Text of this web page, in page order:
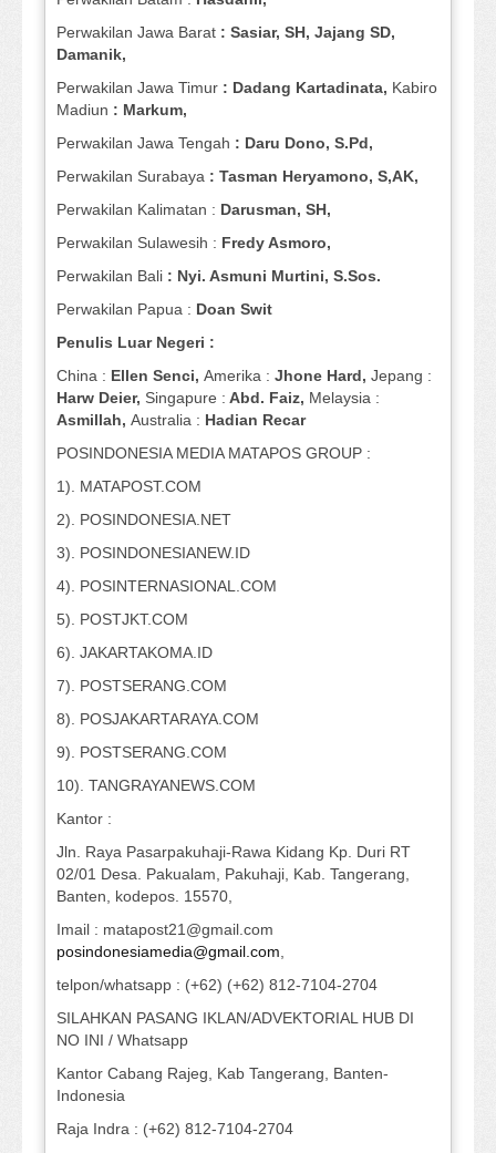
Perwakilan Jawa Barat : Sasiar, SH, Jajang SD,
Damanik,
Perwakilan Jawa Timur : Dadang Kartadinata, Kabiro
Madiun : Markum,
Perwakilan Jawa Tengah : Daru Dono, S.Pd,
Perwakilan Surabaya : Tasman Heryamono, S,AK,
Perwakilan Kalimatan : Darusman, SH,
Perwakilan Sulawesih : Fredy Asmoro,
Perwakilan Bali : Nyi. Asmuni Murtini, S.Sos.
Perwakilan Papua : Doan Swit
Penulis Luar Negeri :
China : Ellen Senci, Amerika : Jhone Hard, Jepang :
Harw Deier, Singapure : Abd. Faiz, Melaysia :
Asmillah, Australia : Hadian Recar
POSINDONESIA MEDIA MATAPOS GROUP :
1). MATAPOST.COM
2). POSINDONESIA.NET
3). POSINDONESIANEW.ID
4). POSINTERNASIONAL.COM
5). POSTJKT.COM
6). JAKARTAKOMA.ID
7). POSTSERANG.COM
8). POSJAKARTARAYA.COM
9). POSTSERANG.COM
10). TANGRAYANEWS.COM
Kantor :
Jln. Raya Pasarpakuhaji-Rawa Kidang Kp. Duri RT
02/01 Desa. Pakualam, Pakuhaji, Kab. Tangerang,
Banten, kodepos. 15570,
Imail : matapost21@gmail.com
posindonesiamedia@gmail.com,
telpon/whatsapp : (+62) (+62) 812-7104-2704
SILAHKAN PASANG IKLAN/ADVEKTORIAL HUB DI
NO INI / Whatsapp
Kantor Cabang Rajeg, Kab Tangerang, Banten-
Indonesia
Raja Indra : (+62) 812-7104-2704